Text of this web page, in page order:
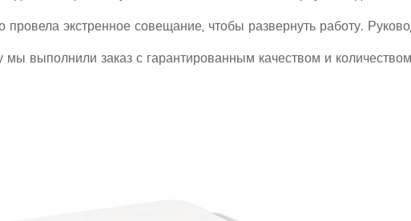
экстренное совещание, чтобы развернуть работу.
мы выполнили заказ с гарантированным качеством и